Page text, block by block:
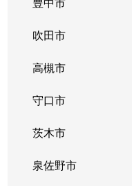
吹田市
高槻市
守口市
茨木市
泉佐野市